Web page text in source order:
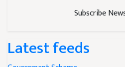
Subscribe
Latest feeds